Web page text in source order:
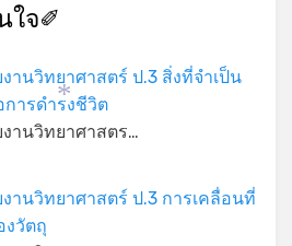
ใจ✐
งานวิทยาศาสตร์ ป.3 สิ่งที่จำเป็น
การดำรงชีวิต
งานวิทยาศาสตร…
งานวิทยาศาสตร์ ป.3 การเคลื่อนที่
งวัตถุ
*